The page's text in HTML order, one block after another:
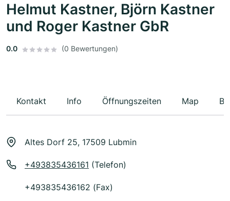
Helmut Kastner, Björn Kastner
und Roger Kastner GbR
0.0 (0 Bewertungen)
Kontakt Info Öffnungszeiten Map
Altes Dorf 25, 17509 Lubmin
+493835436161 (Telefon)
+493835436162 (Fax)